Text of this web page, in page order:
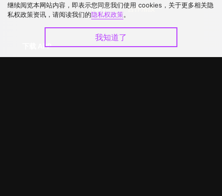
升级VIP
合作洽談
下载 APP
继续阅览本网站内容，即表示您同意我们使用 cookies，关于更多相关隐
私权政策资讯，请阅读我们的隐私权政策。
我知道了